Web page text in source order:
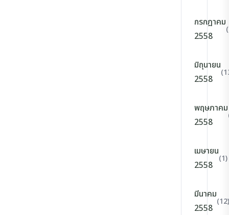
กรกฎาคม
2558
มิถุนายน
2558
พฤษภาคม
2558
เมษายน
2558
(1)
มีนาคม
2558
(12)